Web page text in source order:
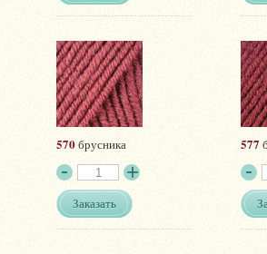
570брусника
Заказать
577